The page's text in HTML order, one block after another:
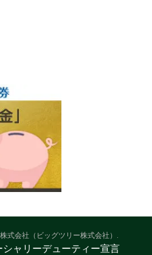
株式会社（ビッグツリー株式会社）.
シャリーデューティー宣言